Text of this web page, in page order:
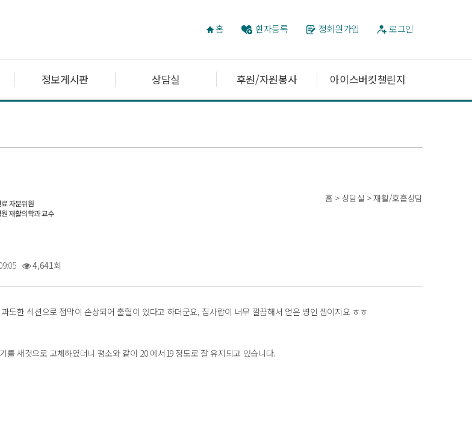
홈 환자등록 정회원가입 로그인
정보게시판 상담실 후원/자원봉사 아이스버킷챌린지
홈 > 상담실 > 재활/호흡상담
4,641회
도한 석션으로 점막이 손상되어 출혈이 있다고 하더군요, 집사람이 너무 깔끔해서 얻은 병인 셈이지요 ㅎㅎ
를 새것으로 교체하였더니 평소와 같이 20 에서19 정도로 잘 유지되고 있습니다.